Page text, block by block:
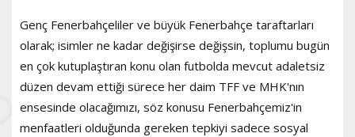
Genç Fenerbahçeliler ve büyük Fenerbahçe taraftarları
olarak; isimler ne kadar değişirse değişsin, toplumu bugün
en çok kutuplaştıran konu olan futbolda mevcut adaletsiz
düzen devam ettiği sürece her daim TFF ve MHK'nın
ensesinde olacağımızı, söz konusu Fenerbahçemiz'in
menfaatleri olduğunda gereken tepkiyi sadece sosyal